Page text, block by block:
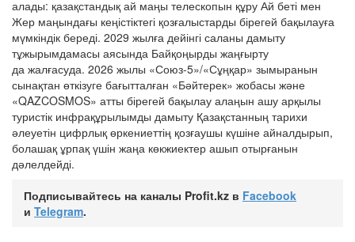
алады: қазақстандық ай маңы телескопын құру Ай беті мен
Жер маңындағы кеңістіктегі қозғалыстарды бірегей бақылауға
мүмкіндік береді. 2029 жылға дейінгі саланы дамыту
тұжырымдамасы аясында Байқоңырды жаңғырту
да жалғасуда. 2026 жылы «Союз-5»/«Сұңқар» зымыранын
сынақтан өткізуге бағытталған «Бәйтерек» жобасы және
«QAZCOSMOS» атты бірегей бақылау алаңын ашу арқылы
туристік инфрақұрылымды дамыту Қазақстанның тарихи
әлеуетін цифрлық өркениеттің қозғаушы күшіне айналдырып,
болашақ ұрпақ үшін жаңа көкжиектер ашып отырғанын
дәлелдейді.
Подписывайтесь на каналы Profit.kz в Facebook
и Telegram.